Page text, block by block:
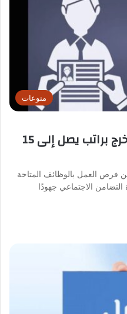
منوعات
وظائف شاغرة لحديثي التخرج براتب يصل إلى 15
فرص العمل بالوظائف المتاحة
الاجتماعي جهودًا